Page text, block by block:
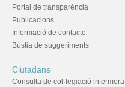
Portal de transparència
Publicacions
Informació de contacte
Bústia de suggeriments
Ciutadans
Consulta de col·legiació infermera